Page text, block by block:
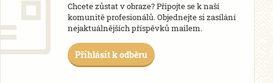
Chcete zůstat v obraze? Připojte se k naší
komunitě profesionálů. Objednejte si zasílání
nejaktuálnějších příspěvků mailem.
Přihlásit k odběru